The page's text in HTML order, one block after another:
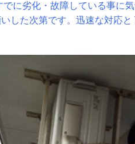
に劣化・故障している事に
した次第です。迅速な対応